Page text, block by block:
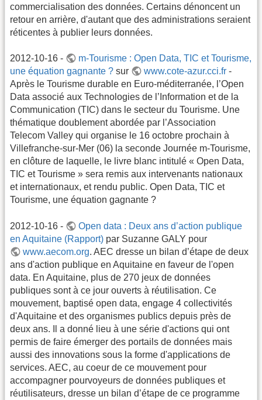
commercialisation des données. Certains dénoncent un
retour en arrière, d'autant que des administrations seraient
réticentes à publier leurs données.
2012-10-16 -
m-Tourisme : Open Data, TIC et Tourisme,
une équation gagnante ? sur www.cote-azur.cci.fr -
Après le Tourisme durable en Euro-méditerranée, l’Open
Data associé aux Technologies de l’Information et de la
Communication (TIC) dans le secteur du Tourisme. Une
thématique doublement abordée par l’Association
Telecom Valley qui organise le 16 octobre prochain à
Villefranche-sur-Mer (06) la seconde Journée m-Tourisme,
en clôture de laquelle, le livre blanc intitulé « Open Data,
TIC et Tourisme » sera remis aux intervenants nationaux
et internationaux, et rendu public. Open Data, TIC et
Tourisme, une équation gagnante ?
2012-10-16 -
Open data : Deux ans d’action publique
en Aquitaine (Rapport) par Suzanne GALY pour
www.aecom.org. AEC dresse un bilan d’étape de deux
ans d'action publique en Aquitaine en faveur de l'open
data. En Aquitaine, plus de 270 jeux de données
publiques sont à ce jour ouverts à réutilisation. Ce
mouvement, baptisé open data, engage 4 collectivités
d'Aquitaine et des organismes publics depuis près de
deux ans. Il a donné lieu à une série d'actions qui ont
permis de faire émerger des portails de données mais
aussi des innovations sous la forme d'applications de
services. AEC, au coeur de ce mouvement pour
accompagner pourvoyeurs de données publiques et
réutilisateurs, dresse un bilan d’étape de ce programme